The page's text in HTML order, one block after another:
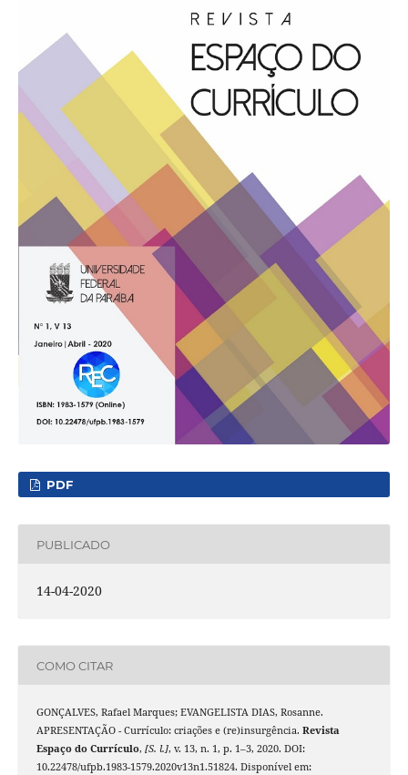
PDF
PUBLICADO
14-04-2020
COMO CITAR
GONÇALVES, Rafael Marques; EVANGELISTA DIAS, Rosanne.
APRESENTAÇÃO - Currículo: criações e (re)insurgência. Revista
Espaço do Currículo, [S. l.], v. 13, n. 1, p. 1–3, 2020. DOI:
10.22478/ufpb.1983-1579.2020v13n1.51824. Disponível em: